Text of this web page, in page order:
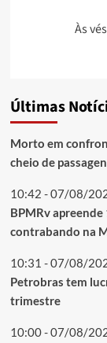
Às
Últimas
Morto em
cheio de
10:42 - 07/08/
BPMRv
contrabando na
10:31 - 07/08/
Petrobras tem
trimestre
10:00 - 07/08/